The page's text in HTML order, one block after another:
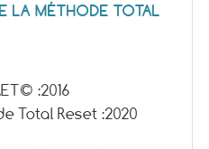
LA MÉTHODE TOTAL
:2016
Total Reset :2020